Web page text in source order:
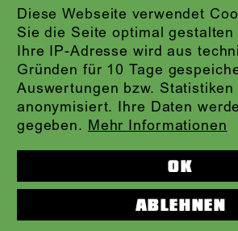
Diese Webseite verwendet
Sie die Seite optimal gestalten
Ihre IP-Adresse wird aus
Gründen für 10 Tage
Auswertungen bzw.
anonymisiert. Ihre Daten
gegeben. Mehr Informationen
OK
ABLEHNEN
IMPRESSUM
DATENSCHUTZ
AGB
KONTAKT
ABO-LOGIN
PRESSE
KARTENTELEFON:069.212.49.49.4